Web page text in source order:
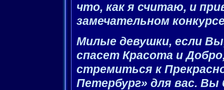
что, как я считаю, и
замечательном
Милые девушки, если
спасет Красота и
стремиться к
Петербург» для вас.